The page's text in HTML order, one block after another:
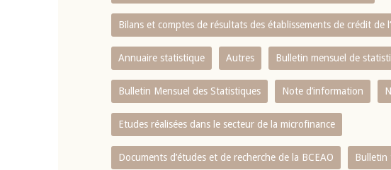
Bilans et comptes de résultats des établissements de crédit de
Annuaire statistique Autres Bulletin mensuel de
Bulletin Mensuel des Statistiques Note d’information
Etudes réalisées dans le secteur de la microfinance
Documents d’études et de recherche de la BCEAO Bulletin